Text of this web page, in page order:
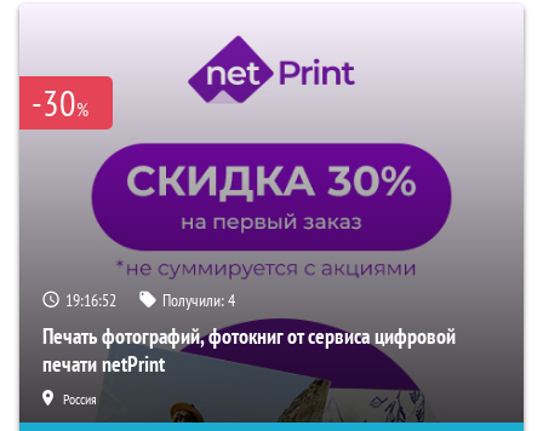
-30%
19:16:51 Получили:4
Печать фотографий, фотокниг от сервиса цифровой
печати netPrint
Россия